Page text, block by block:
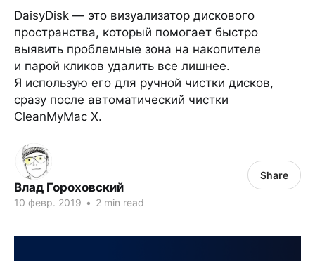
DaisyDisk — это визуализатор дискового
пространства, который помогает быстро
выявить проблемные зона на накопителе
и парой кликов удалить все лишнее.
Я использую его для ручной чистки дисков,
сразу после автоматический чистки
CleanMyMac X.
Влад Гороховский
10 февр. 2019 • 2 min read
Share